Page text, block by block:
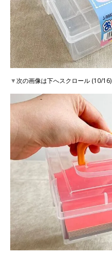
▼次の画像は下へスクロール (10/16)